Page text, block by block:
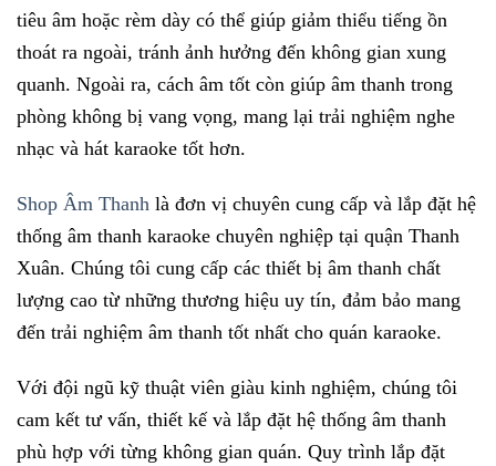
tiêu âm hoặc rèm dày có thể giúp giảm thiểu tiếng ồn
thoát ra ngoài, tránh ảnh hưởng đến không gian xung
quanh. Ngoài ra, cách âm tốt còn giúp âm thanh trong
phòng không bị vang vọng, mang lại trải nghiệm nghe
nhạc và hát karaoke tốt hơn.
Shop Âm Thanh là đơn vị chuyên cung cấp và lắp đặt hệ
thống âm thanh karaoke chuyên nghiệp tại quận Thanh
Xuân. Chúng tôi cung cấp các thiết bị âm thanh chất
lượng cao từ những thương hiệu uy tín, đảm bảo mang
đến trải nghiệm âm thanh tốt nhất cho quán karaoke.
Với đội ngũ kỹ thuật viên giàu kinh nghiệm, chúng tôi
cam kết tư vấn, thiết kế và lắp đặt hệ thống âm thanh
phù hợp với từng không gian quán. Quy trình lắp đặt